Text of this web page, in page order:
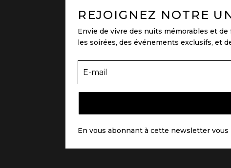
REJOIGNEZ NOTRE
Envie de vivre des nuits mémorables et
les soirées, des événements exclusifs, et
En vous abonnant à cette newsletter